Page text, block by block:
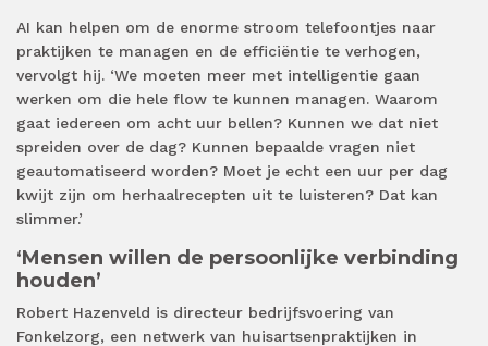
AI kan helpen om de enorme stroom telefoontjes naar
praktijken te managen en de efficiëntie te verhogen,
vervolgt hij. ‘We moeten meer met intelligentie gaan
werken om die hele flow te kunnen managen. Waarom
gaat iedereen om acht uur bellen? Kunnen we dat niet
spreiden over de dag? Kunnen bepaalde vragen niet
geautomatiseerd worden? Moet je echt een uur per dag
kwijt zijn om herhaalrecepten uit te luisteren? Dat kan
slimmer.’
‘Mensen willen de persoonlijke verbinding
houden’
Robert Hazenveld is directeur bedrijfsvoering van
Fonkelzorg, een netwerk van huisartsenpraktijken in